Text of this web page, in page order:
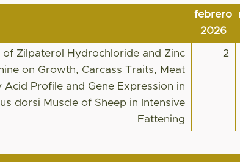
febrero
2026
of Zilpaterol Hydrochloride and Zinc
on Growth, Carcass Traits, Meat
Acid Profile and Gene Expression in
dorsi Muscle of Sheep in Intensive
Fattening
2